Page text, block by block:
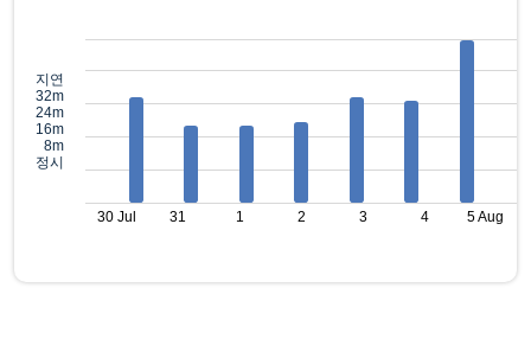
지연
32m
24m
16m
8m
정시
30 Jul 31 1 2 3 4 5 Aug